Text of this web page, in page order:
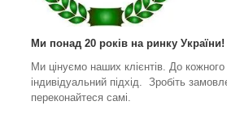
Ми понад 20 років на ринку України!
Ми цінуємо наших клієнтів. До
індивідуальний підхід. Зробіть
переконайтеся самі.